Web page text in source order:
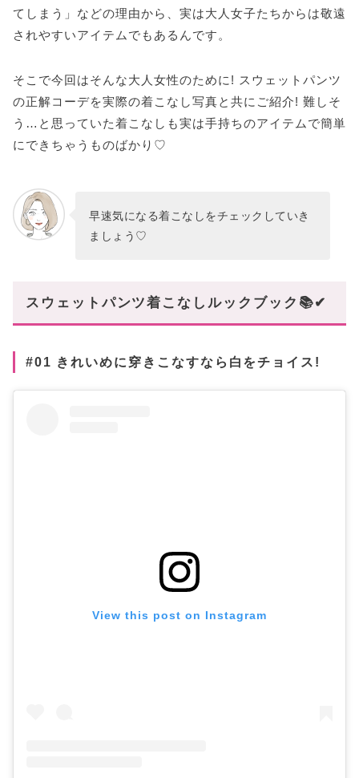
てしまう」などの理由から、実は大人女子たちからは敬遠
されやすいアイテムでもあるんです。
そこで今回はそんな大人女性のために! スウェットパンツ
の正解コーデを実際の着こなし写真と共にご紹介! 難しそ
う…と思っていた着こなしも実は手持ちのアイテムで簡単
にできちゃうものばかり♡
早速気になる着こなしをチェックしていき
ましょう♡
スウェットパンツ着こなしルックブック📚✔
#01 きれいめに穿きこなすなら白をチョイス!
View this post on Instagram